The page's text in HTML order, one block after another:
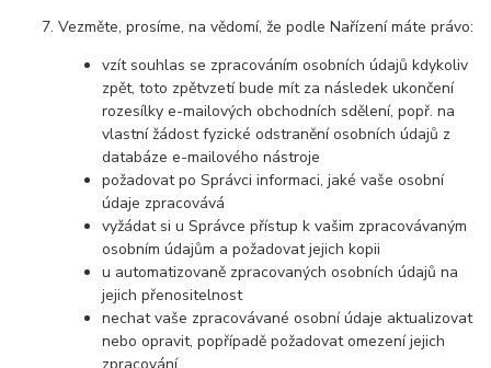
Vezměte, prosíme, na vědomí, že podle Nařízení máte právo:
vzít souhlas se zpracováním osobních údajů kdykoliv
zpět, toto zpětvzetí bude mít za následek ukončení
rozesílky e-mailových obchodních sdělení, popř. na
vlastní žádost fyzické odstranění osobních údajů z
databáze e-mailového nástroje
požadovat po Správci informaci, jaké vaše osobní
údaje zpracovává
vyžádat si u Správce přístup k vašim zpracovávaným
osobním údajům a požadovat jejich kopii
u automatizovaně zpracovaných osobních údajů na
jejich přenositelnost
nechat vaše zpracovávané osobní údaje aktualizovat
nebo opravit, popřípadě požadovat omezení jejich